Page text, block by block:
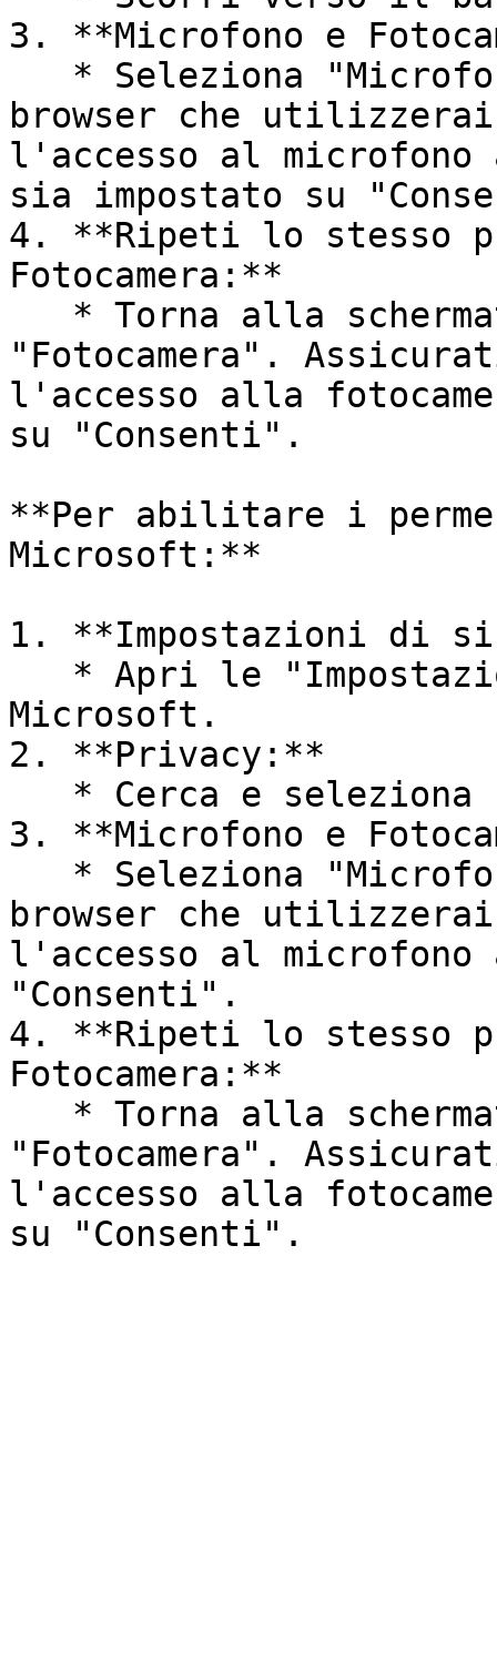
3. **Microfono e
browser che
l'accesso al
sia impostato su
4. **Ripeti lo stesso
Fotocamera:**
"Fotocamera".
l'accesso alla
su "Consenti".
**Per abilitare i
Microsoft:**
1. **Impostazioni di
Microsoft.
2. **Privacy:**
3. **Microfono e
browser che
l'accesso al
"Consenti".
4. **Ripeti lo stesso
Fotocamera:**
"Fotocamera".
l'accesso alla